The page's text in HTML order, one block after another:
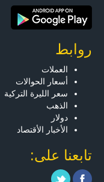
روابط
العملات
أسعار الحوالات
سعر الليرة التركية
الذهب
دولار
الأخبار الأقتصاد
تابعنا على: